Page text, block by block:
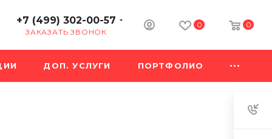
+7 (499) 302-00-57
ЗАКАЗАТЬ ЗВОНОК
0 0
ДОП. УСЛУГИ ПОРТФОЛИО